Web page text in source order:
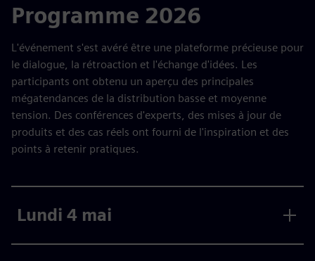
Programme 2026
L'événement s'est avéré être une plateforme précieuse pour
le dialogue, la rétroaction et l'échange d'idées. Les
participants ont obtenu un aperçu des principales
mégatendances de la distribution basse et moyenne
tension. Des conférences d'experts, des mises à jour de
produits et des cas réels ont fourni de l'inspiration et des
points à retenir pratiques.
Lundi 4 mai